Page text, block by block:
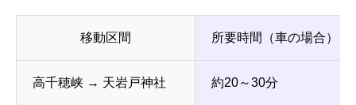
移動区間 所要時間（車の場合）
高千穂峡 → 天岩戸神社 約20～30分